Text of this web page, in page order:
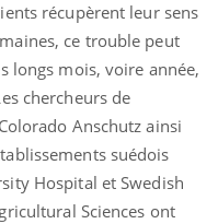
récupèrent leur sens
ce trouble peut
longs mois, voire année,
chercheurs de
Anschutz ainsi
suédois
Hospital et Swedish
Sciences ont